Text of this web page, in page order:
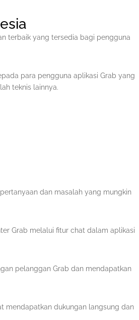
terbaik yang tersedia bagi pengguna
para pengguna aplikasi Grab yang
teknis lainnya.
dan masalah yang mungkin
Grab melalui fitur chat dalam aplikasi
pelanggan Grab dan mendapatkan
mendapatkan dukungan langsung dan